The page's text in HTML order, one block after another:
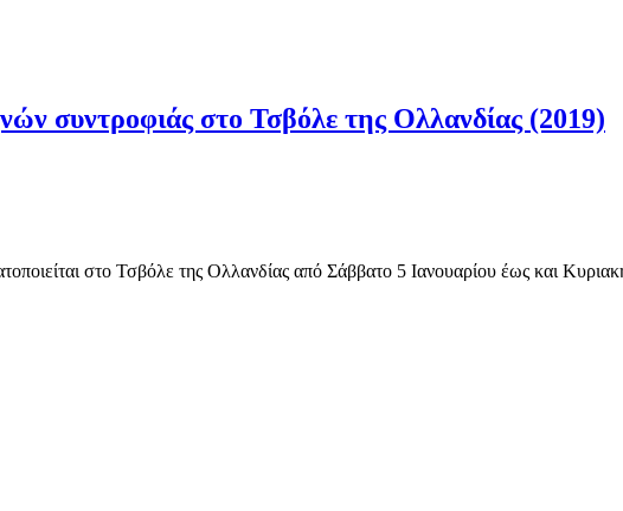
συντροφιάς στο Τσβόλε της Ολλανδίας (2019)
στο Τσβόλε της Ολλανδίας από Σάββατο 5 Ιανουαρίου έως και